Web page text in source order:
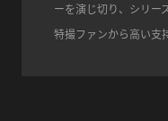
ーを演じ切り、シリー
特撮ファンから高い支